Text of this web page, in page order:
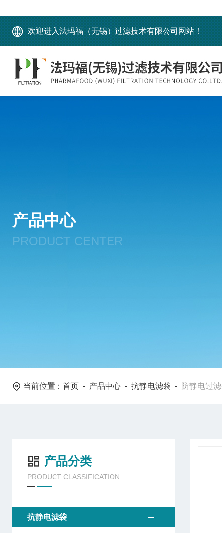
欢迎进入法玛福（无锡）过滤技术有限公司网站！
产品中心
PRODUCT CENTER
当前位置： 首页 - 产品中心 - 抗静电滤袋 - 防静电过
产品分类
PRODUCT CLASSIFICATION
抗静电滤袋